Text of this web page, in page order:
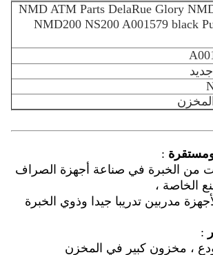
NMD ATM Parts DelaRue Glory
NMD200 NS200 A001579 black
:
10 سنوات من الخبرة في صناعة أجهزة الصراف
مدربين تدريبا جيدا وذوي الخبرة
:
، مخزون كبير في المخزن